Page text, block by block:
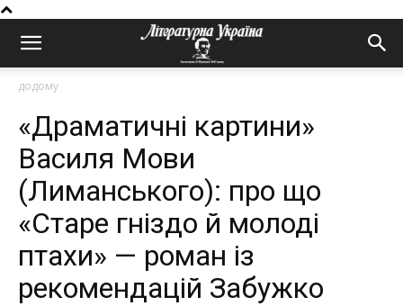
додому
«Драматичні картини»
Василя Мови
(Лиманського): про що
«Старе гніздо й молоді
птахи» — роман із
рекомендацій Забужко